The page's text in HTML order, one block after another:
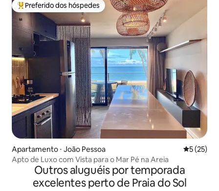
Entre os melhores preferidos dos hóspedes
Preferido dos hóspedes
Apartamento ⋅ João Pessoa 5 de uma
5 (25)
Apto de Luxo com Vista para o Mar Pé na Areia
Outros aluguéis por temporada
excelentes perto de Praia do Sol